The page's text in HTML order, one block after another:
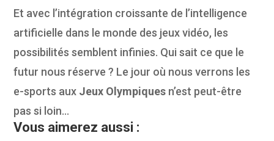
Et avec l’intégration croissante de l’intelligence
artificielle dans le monde des jeux vidéo, les
possibilités semblent infinies. Qui sait ce que le
futur nous réserve ? Le jour où nous verrons les
e-sports aux Jeux Olympiques n’est peut-être
pas si loin…
Vous aimerez aussi :